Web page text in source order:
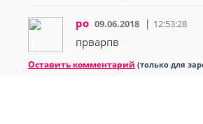
ро 09.06.2018 12:53:28
прварпв
Оставить комментарий (только для